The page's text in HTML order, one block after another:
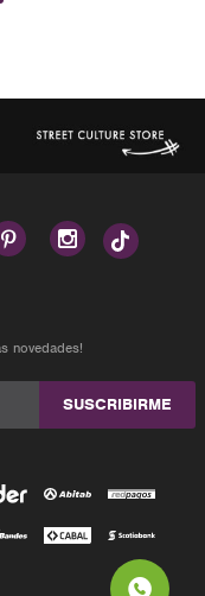
 
novedades!
SUSCRIBIRME